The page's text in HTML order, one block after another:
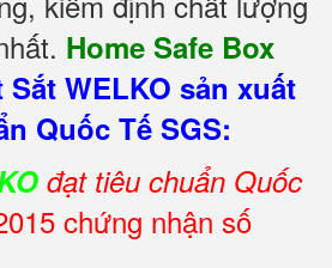
Home Safe Box
Sắt WELKO sản xuất
Quốc Tế SGS:
đạt tiêu chuẩn Quốc
chứng nhận số